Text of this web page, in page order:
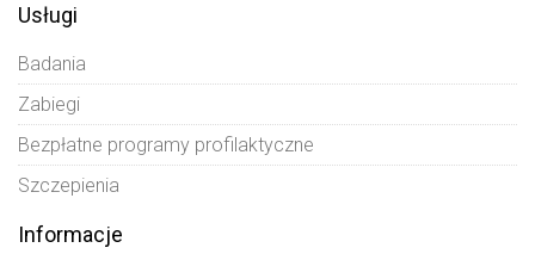
Usługi
Badania
Zabiegi
Bezpłatne programy profilaktyczne
Szczepienia
Informacje